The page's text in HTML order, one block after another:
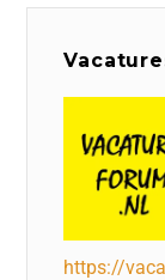
https://